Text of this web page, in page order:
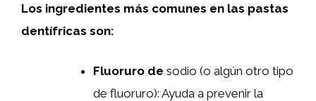
Los ingredientes más comunes en las pastas
dentífricas son:
Fluoruro de sodio (o algún otro tipo
de fluoruro): Ayuda a prevenir la